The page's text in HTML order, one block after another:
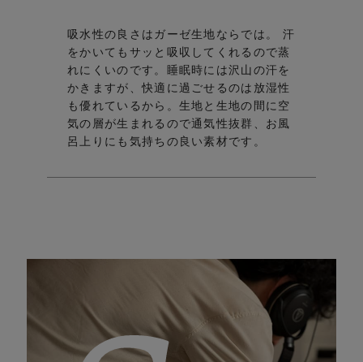
ab
吸水性の良さはガーゼ生地ならでは。 汗
をかいてもサッと吸収してくれるので蒸
れにくいのです。
睡眠時には沢山の汗を
かきますが、快適に過ごせるのは放湿性
も優れているから。 生地と生地の間に空
気の層が生まれるので通気性抜群、お風
呂上りにも気持ちの良い素材です。